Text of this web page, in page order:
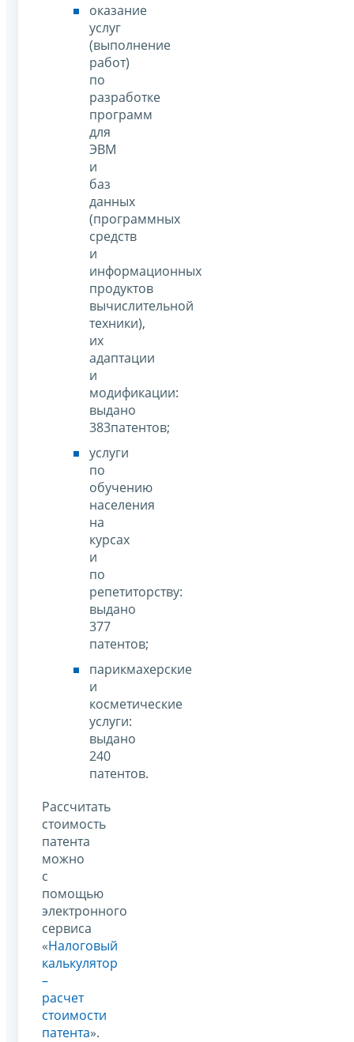
оказание
услуг
(выполнение
работ)
по
разработке
программ
для
ЭВМ
и
баз
данных
(программных
средств
и
информационных
продуктов
вычислительной
техники),
их
адаптации
и
модификации:
выдано
383патентов;
услуги
по
обучению
населения
на
курсах
и
по
репетиторству:
выдано
377
патентов;
парикмахерские
и
косметические
услуги:
выдано
240
патентов.
Рассчитать
стоимость
патента
можно
с
помощью
электронного
сервиса
«Налоговый
калькулятор
–
расчет
стоимости
патента».